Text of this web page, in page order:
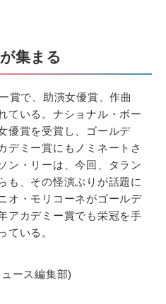
集まる
賞で、助演女優賞、作曲
ている。ナショナル・ボー
優賞を受賞し、ゴールデ
デミー賞にもノミネートさ
ン・リーは、今回、タラン
も、その怪演ぶりが話題に
オ・モリコーネがゴールデ
アカデミー賞でも栄冠を手
ている。
ース編集部)